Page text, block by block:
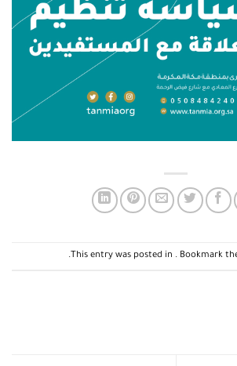
This entry was posted in . Bookmark
.